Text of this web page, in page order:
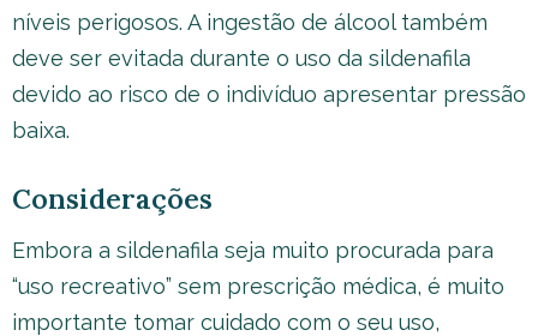
níveis perigosos. A ingestão de álcool também
deve ser evitada durante o uso da sildenafila
devido ao risco de o indivíduo apresentar pressão
baixa.
Considerações
Embora a sildenafila seja muito procurada para
“uso recreativo” sem prescrição médica, é muito
importante tomar cuidado com o seu uso,